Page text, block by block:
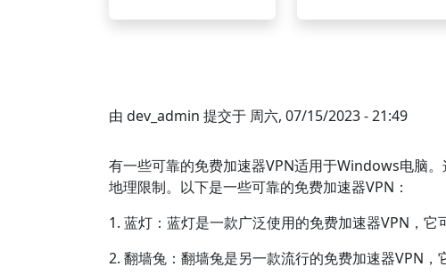
由 dev_admin 提交于 周六, 07/15/2023 - 21:49
有一些可靠的免费加速器VPN适用于Windows电脑
地理限制。以下是一些可靠的免费加速器VPN：
1. 蓝灯：蓝灯是一款广泛使用的免费加速器VPN，它
2. 翻墙兔：翻墙兔是另一款流行的免费加速器VPN，